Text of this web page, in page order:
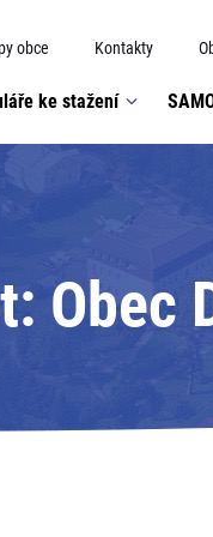
obce Kontakty
ke stažení
Obec